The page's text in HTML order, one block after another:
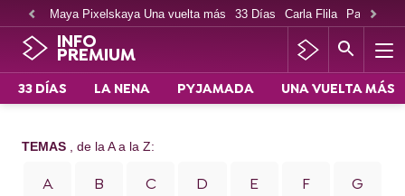
Maya Pixelskaya Una vuelta más 33 Días Carla Flila Paco
INFO
PREMIUM
33 DÍAS LA NENA PYJAMADA UNA VUELTA MÁS
TEMAS , de la A a la Z:
A B C D E F G